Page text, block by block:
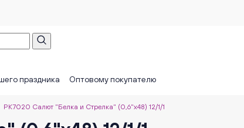
праздника Оптовому покупателю
РК7020 Салют "Белка и Стрелка" (0,6"х48) 12/1/1